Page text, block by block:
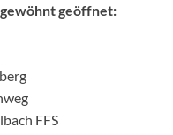
geöffnet:
FFS